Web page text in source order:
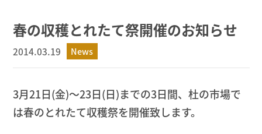
春の収穫とれたて祭開催のお知らせ
2014.03.19 News
3月21日(金)～23日(日)までの3日間、杜の市場で
は春のとれたて収穫祭を開催致します。